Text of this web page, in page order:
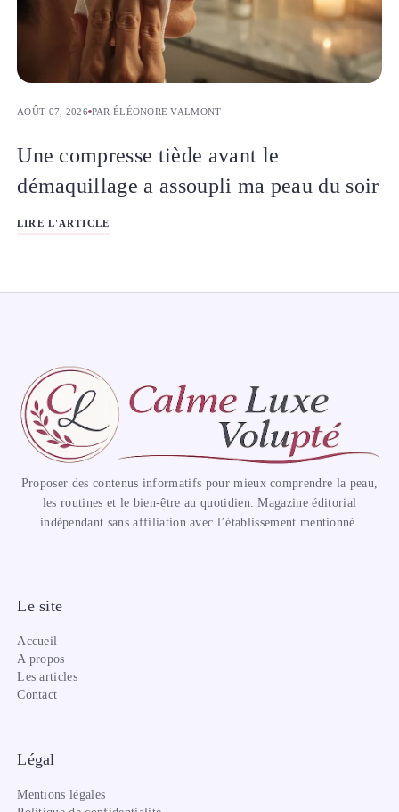
AOÛT 07, 2026 PAR ÉLÉONORE VALMONT
Une compresse tiède avant le
démaquillage a assoupli ma peau du soir
LIRE L'ARTICLE
Proposer des contenus informatifs pour mieux comprendre la peau,
les routines et le bien-être au quotidien. Magazine éditorial
indépendant sans affiliation avec l’établissement mentionné.
Le site
Accueil
A propos
Les articles
Contact
Légal
Mentions légales